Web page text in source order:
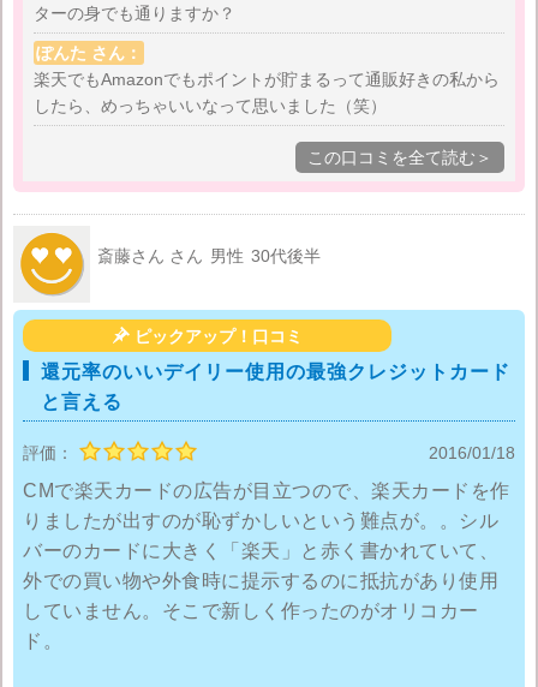
たのですが、何にも問題なかったみたいです。
今時はこちらから何も書類を送らなくていいんですね
(笑)。何年もほぼポイントのつかないカードを使ってき
たので、こんなに簡単ならもっと早く作れば良かった
ターの身でも通りますか？
ぽんた さん：
楽天でもAmazonでもポイントが貯まるって通販好きの私から
したら、めっちゃいいなって思いました（笑）
この口コミを全て読む＞
斎藤さん さん 男性 30代後半
ピックアップ！口コミ
還元率のいいデイリー使用の最強クレジットカード
と言える
評価： 2016/01/18
CMで楽天カードの広告が目立つので、楽天カードを作
りましたが出すのが恥ずかしいという難点が。。シル
バーのカードに大きく「楽天」と赤く書かれていて、
外での買い物や外食時に提示するのに抵抗があり使用
していません。そこで新しく作ったのがオリコカー
ド。